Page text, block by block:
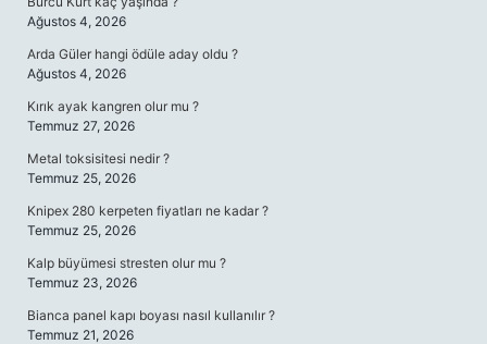
Ağustos 4, 2026
Arda Güler hangi ödüle aday oldu ?
Ağustos 4, 2026
Kırık ayak kangren olur mu ?
Temmuz 27, 2026
Metal toksisitesi nedir ?
Temmuz 25, 2026
Knipex 280 kerpeten fiyatları ne kadar ?
Temmuz 25, 2026
Kalp büyümesi stresten olur mu ?
Temmuz 23, 2026
Bianca panel kapı boyası nasıl kullanılır ?
Temmuz 21, 2026